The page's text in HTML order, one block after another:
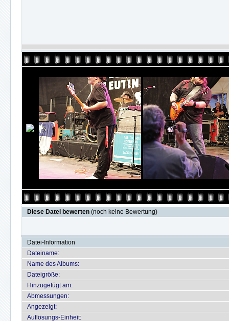
Diese Datei bewerten (noch keine Bewertung)
Datei-Information
Dateiname:
Name des Albums:
Dateigröße:
Hinzugefügt am:
Abmessungen:
Angezeigt:
Auflösungs-Einheit: